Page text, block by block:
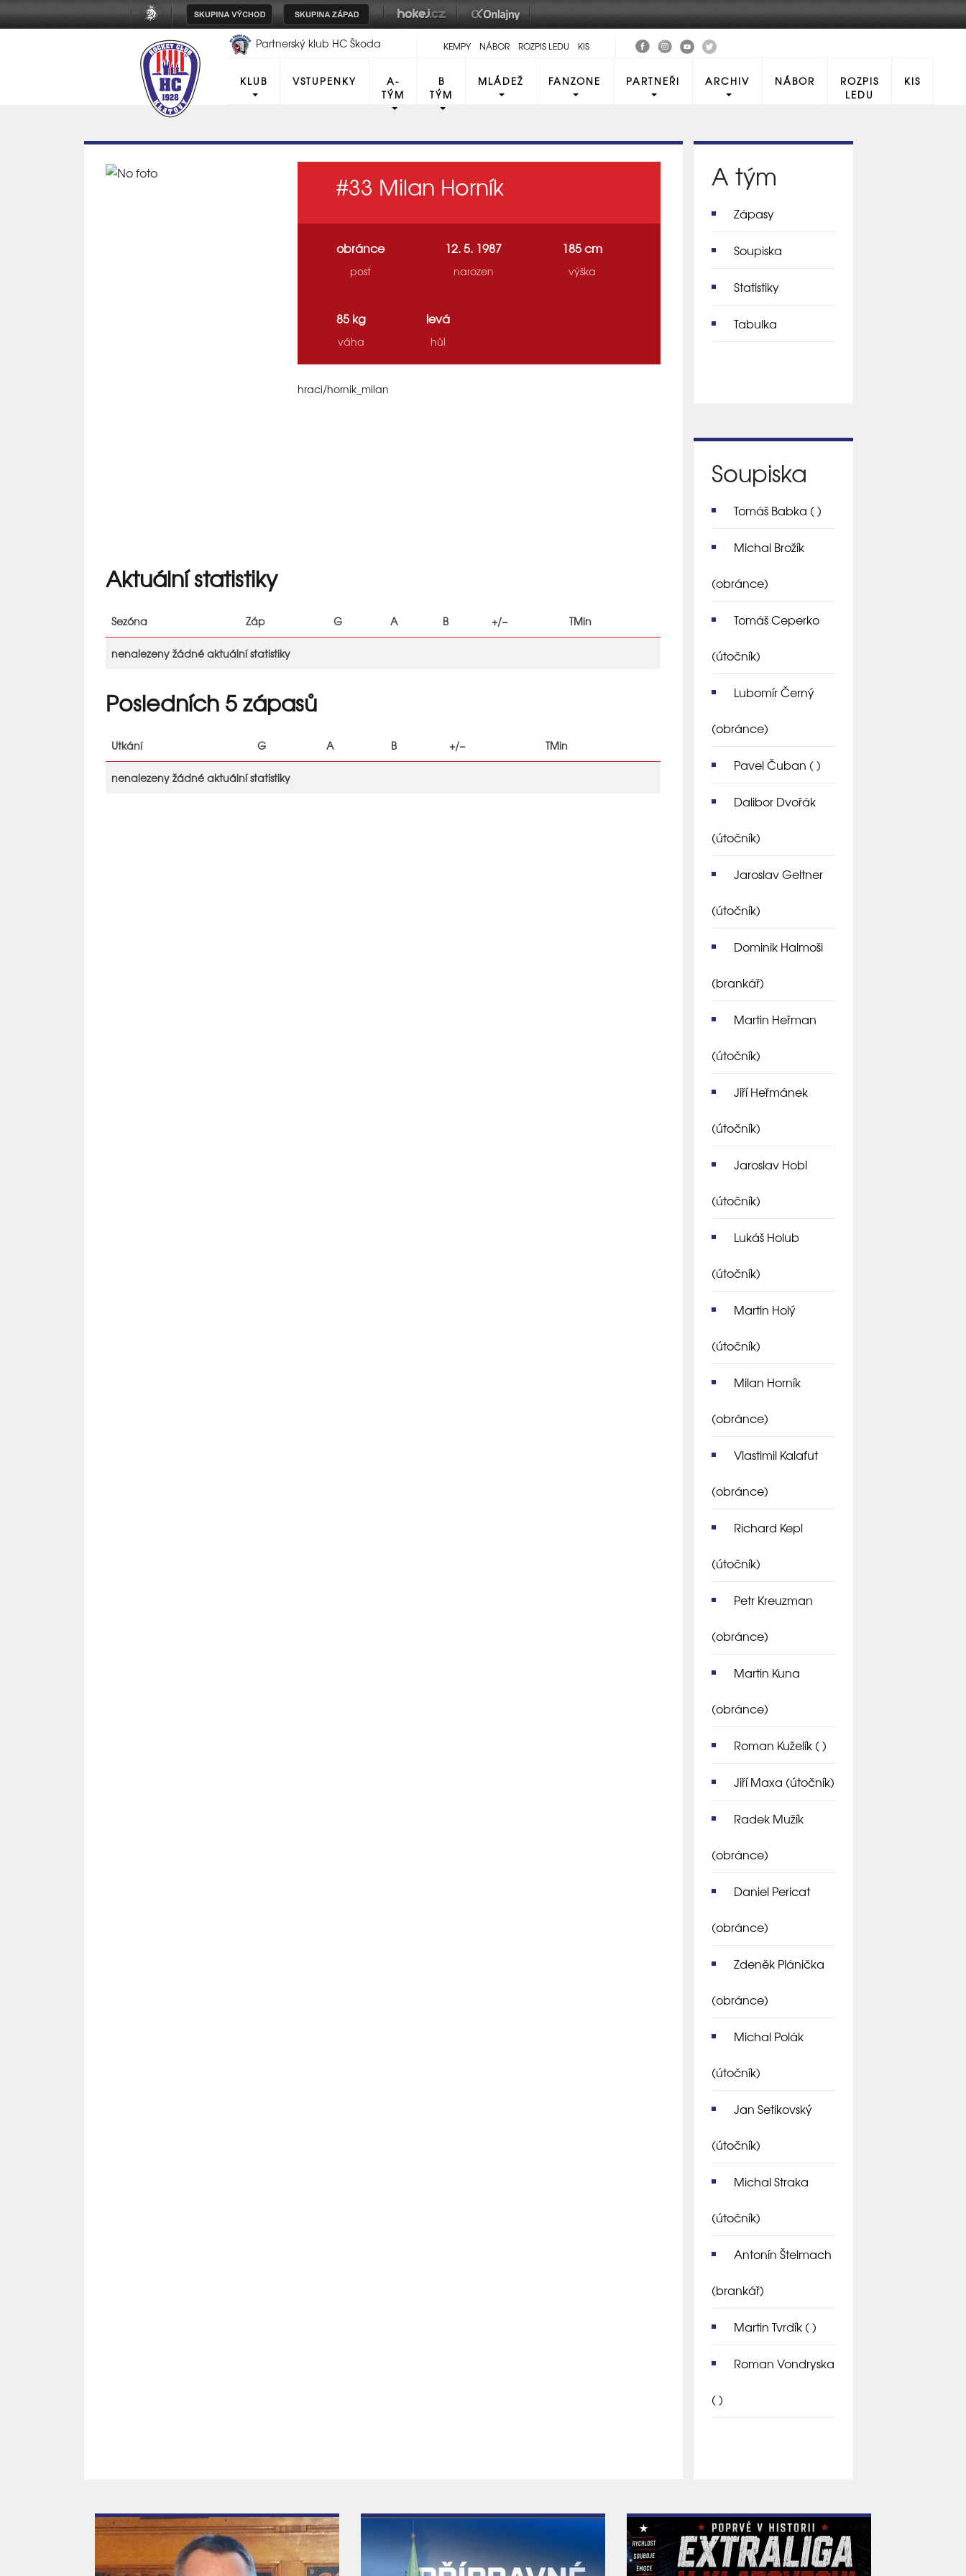
Partnerský klub HC Škoda
KEMPY NÁBOR ROZPIS LEDU KIS
KLUB VSTUPENKY
A-
TÝM
B
TÝM
MLÁDEŽ FANZONE PARTNEŘI ARCHIV NÁBOR
ROZPIS
LEDU
KIS
#33 Milan Horník
obránce
post
12. 5. 1987
narozen
185 cm
výška
85 kg
váha
levá
hůl
hraci/hornik_milan
Aktuální statistiky
Sezóna Záp G A B +/− TMin
nenalezeny žádné aktuální statistiky
Posledních 5 zápasů
Utkání G A B +/− TMin
nenalezeny žádné aktuální statistiky
A tým
Zápasy
Soupiska
Statistiky
Tabulka
Soupiska
Tomáš Babka ( )
Michal Brožík
(obránce)
Tomáš Ceperko
(útočník)
Lubomír Černý
(obránce)
Pavel Čuban ( )
Dalibor Dvořák
(útočník)
Jaroslav Geltner
(útočník)
Dominik Halmoši
(brankář)
Martin Heřman
(útočník)
Jiří Heřmánek
(útočník)
Jaroslav Hobl
(útočník)
Lukáš Holub
(útočník)
Martin Holý
(útočník)
Milan Horník
(obránce)
Vlastimil Kalafut
(obránce)
Richard Kepl
(útočník)
Petr Kreuzman
(obránce)
Martin Kuna
(obránce)
Roman Kuželík ( )
Jiří Maxa (útočník)
Radek Mužík
(obránce)
Daniel Pericat
(obránce)
Zdeněk Plánička
(obránce)
Michal Polák
(útočník)
Jan Setikovský
(útočník)
Michal Straka
(útočník)
Antonín Štelmach
(brankář)
Martin Tvrdík ( )
Roman Vondryska
( )